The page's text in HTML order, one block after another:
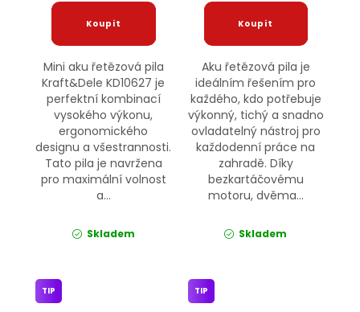
Mini aku řetězová pila
Kraft&Dele KD10627 je
perfektní kombinací
vysokého výkonu,
ergonomického
designu a všestrannosti.
Tato pila je navržena
pro maximální volnost
a...
Skladem
Aku řetězová pila je
ideálním řešením pro
každého, kdo potřebuje
výkonný, tichý a snadno
ovladatelný nástroj pro
každodenní práce na
zahradě. Díky
bezkartáčovému
motoru, dvěma...
Skladem
TIP TIP